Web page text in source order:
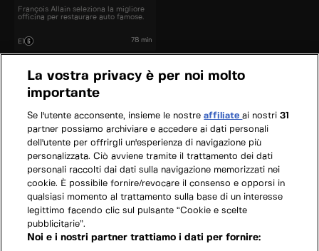
François Allain seleziona la migliore
officina per restaurare auto famose.
E1 78 min
La vostra privacy è per noi molto
importante
Se l'utente acconsente, insieme le nostreaffiliateai nostri31
partner possiamo archiviare e accedere ai dati personali
dell'utente per offrirgli un'esperienza di navigazione più
personalizzata. Ciò avviene tramite il trattamento dei dati
personali raccolti dai dati sulla navigazione memorizzati nei
cookie. È possibile fornire/revocare il consenso e opporsi in
qualsiasi momento al trattamento sulla base di un interesse
legittimo facendo clic sul pulsante “Cookie e scelte
pubblicitarie”.
Noi e i nostri partner trattiamo i dati per fornire: